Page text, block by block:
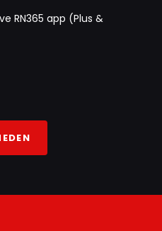
RN365 app (Plus &